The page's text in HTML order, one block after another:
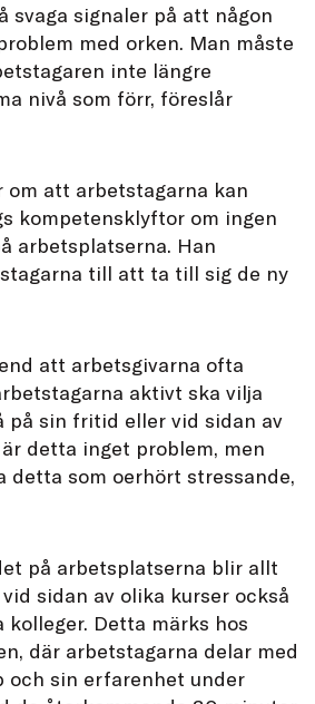
svaga signaler på att någon
med orken. Man måste
inte längre
nivå som förr, föreslår
om att arbetstagarna kan
kompetensklyftor om ingen
arbetsplatserna. Han
till att ta till sig de ny
att arbetsgivarna ofta
aktivt ska vilja
på sin fritid eller vid sidan av
detta inget problem, men
detta som oerhört stressande,
på arbetsplatserna blir allt
sidan av olika kurser också
kolleger. Detta märks hos
där arbetstagarna delar med
och sin erfarenhet under